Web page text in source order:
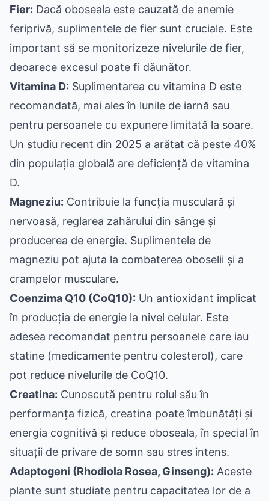
Fier: Dacă oboseala este cauzată de anemie
feriprivă, suplimentele de fier sunt cruciale. Este
important să se monitorizeze nivelurile de fier,
deoarece excesul poate fi dăunător.
Vitamina D: Suplimentarea cu vitamina D este
recomandată, mai ales în lunile de iarnă sau
pentru persoanele cu expunere limitată la soare.
Un studiu recent din 2025 a arătat că peste 40%
din populația globală are deficiență de vitamina
D.
Magneziu: Contribuie la funcția musculară și
nervoasă, reglarea zahărului din sânge și
producerea de energie. Suplimentele de
magneziu pot ajuta la combaterea oboselii și a
crampelor musculare.
Coenzima Q10 (CoQ10): Un antioxidant implicat
în producția de energie la nivel celular. Este
adesea recomandat pentru persoanele care iau
statine (medicamente pentru colesterol), care
pot reduce nivelurile de CoQ10.
Creatina: Cunoscută pentru rolul său în
performanța fizică, creatina poate îmbunătăți și
energia cognitivă și reduce oboseala, în special în
situații de privare de somn sau stres intens.
Adaptogeni (Rhodiola Rosea, Ginseng): Aceste
plante sunt studiate pentru capacitatea lor de a